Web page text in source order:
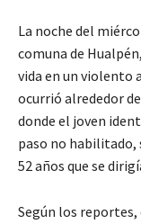
La noche del
comuna de
vida en un violento
ocurrió alrededor
donde el joven
paso no habilitado,
52 años que se
Según los